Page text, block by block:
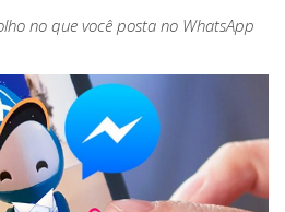
no que você posta no WhatsApp